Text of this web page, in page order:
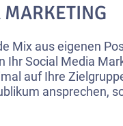
Mix aus eigenen
Ihr Social Media
auf Ihre
ansprechen,